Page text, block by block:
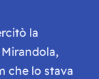
la
che lo stava